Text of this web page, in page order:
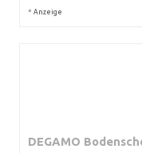
* Anzeige
DEGAMO